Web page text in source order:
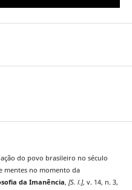
do povo brasileiro no século
mentes no momento da
da Imanência, [S. l.], v. 14, n. 3,